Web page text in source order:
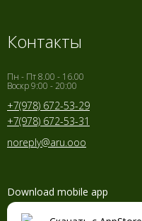
Контакты
Пн - Пт 8.00 - 16.00
Воскр 9:00 - 20:00
+7(978) 672-53-29
+7(978) 672-53-31
noreply@aru.ooo
Download mobile app